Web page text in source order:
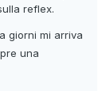
reflex.
giorni mi arriva
una